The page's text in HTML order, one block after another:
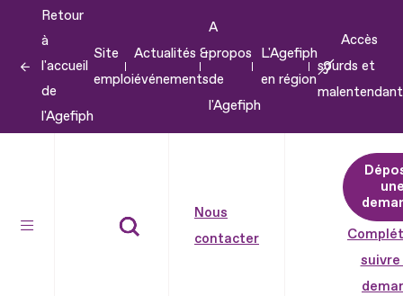
contenu
Retour
à
l'accueil
de
l'Agefiph
Site
emploi
Actualités &
événements
A
propos
de
l'Agefiph
L'Agefiph
en région
Accès
sourds et
Nous
contacter
suivre